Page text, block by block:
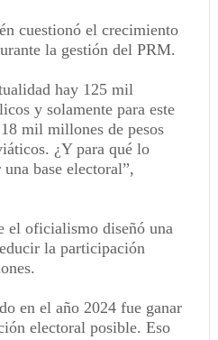
cuestionó el crecimiento
la gestión del PRM.
hay 125 mil
y solamente para este
mil millones de pesos
¿Y para qué lo
base electoral”,
el oficialismo diseñó una
la participación
en el año 2024 fue ganar
electoral posible. Eso